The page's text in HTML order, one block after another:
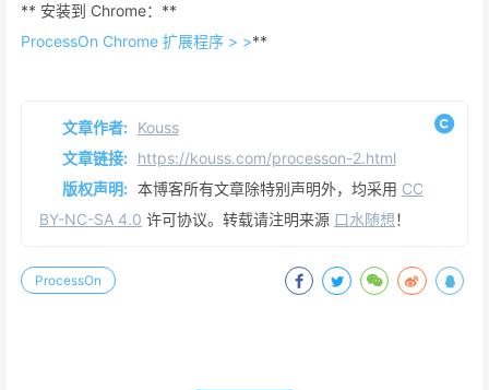
** 安装到 Chrome：**
ProcessOn Chrome 扩展程序 > >**
文章作者: Kouss
文章链接: https://kouss.com/processon-2.html
版权声明: 本博客所有文章除特别声明外，均采用 CC
BY-NC-SA 4.0 许可协议。转载请注明来源 口水随想！
ProcessOn